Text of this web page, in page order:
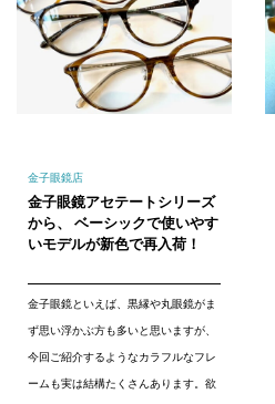
金子眼鏡店
金子眼鏡アセテートシリーズ
から、 ベーシックで使いやす
いモデルが新色で再入荷！
金子眼鏡といえば、黒縁や丸眼鏡がま
ず思い浮かぶ方も多いと思いますが、
今回ご紹介するようなカラフルなフレ
ームも実は結構たくさんあります。欲